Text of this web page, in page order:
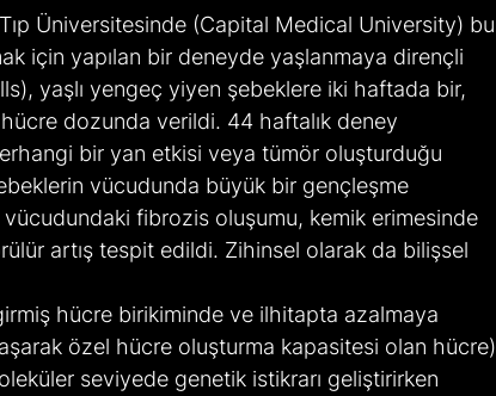
Üniversitesinde (Capital Medical University) bu
için yapılan bir deneyde yaşlanmaya dirençli
yaşlı yengeç yiyen şebeklere iki haftada bir,
dozunda verildi. 44 haftalık deney
bir yan etkisi veya tümör oluşturduğu
vücudunda büyük bir gençleşme
fibrozis oluşumu, kemik erimesinde
artış tespit edildi. Zihinsel olarak da bilişsel
hücre birikiminde ve ilhitapta azalmaya
özel hücre oluşturma kapasitesi olan hücre)
seviyede genetik istikrarı geliştirirken